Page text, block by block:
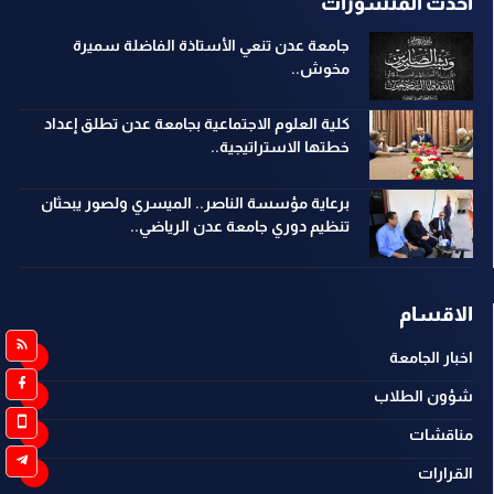
جامعة عدن تنعي الأستاذة الفاضلة سميرة
مخوش..
كلية العلوم الاجتماعية بجامعة عدن تطلق إعداد
خطتها الاستراتيجية..
برعاية مؤسسة الناصر.. الميسري ولصور يبحثان
تنظيم دوري جامعة عدن الرياضي..
الاقسام
اخبار الجامعة
شؤون الطلاب
مناقشات
القرارات